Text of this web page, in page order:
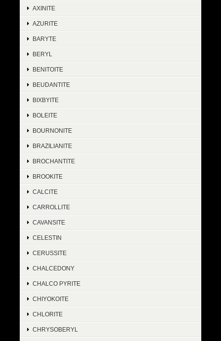
AXINITE
AZURITE
BARYTE
BERYL
BENITOITE
BEUDANTITE
BIXBYITE
BOLEITE
BOURNONITE
BRAZILIANITE
BROCHANTITE
BROOKITE
CALCITE
CARROLLITE
CAVANSITE
CELESTIN
CERUSSITE
CHALCEDONY
CHALCO PYRITE
CHIYOKOITE
CHLORITE
CHRYSOBERYL